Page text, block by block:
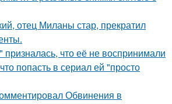
отец Миланы стар, прекратил
призналась, что её не воспринимали
попасть в сериал ей "просто
Обвинения в